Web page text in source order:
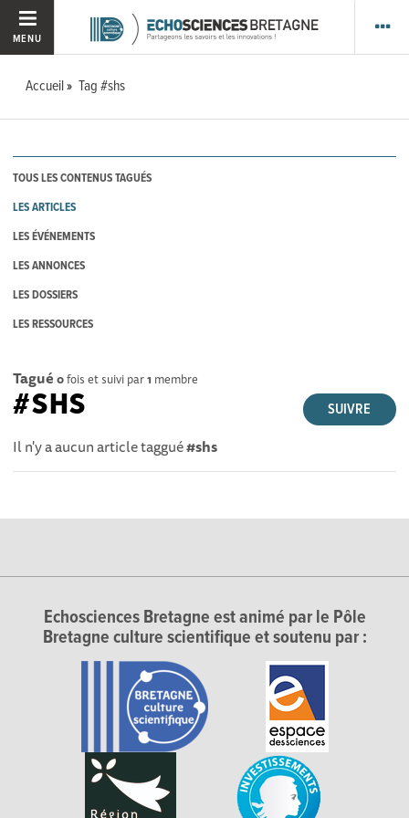
MENU
Accueil Tag #shs
TOUS LES CONTENUS TAGUÉS
LES ARTICLES
LES ÉVÉNEMENTS
LES ANNONCES
LES DOSSIERS
LES RESSOURCES
Tagué 0fois et suivi par1 membre
SUIVRE
#SHS
Il n'y a aucun article taggué#shs
Echosciences Bretagne est animé par le Pôle
Bretagne culture scientifique et soutenu par :